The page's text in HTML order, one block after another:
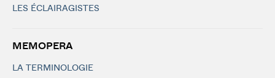
LES ÉCLAIRAGISTES
MEMOPERA
LA TERMINOLOGIE